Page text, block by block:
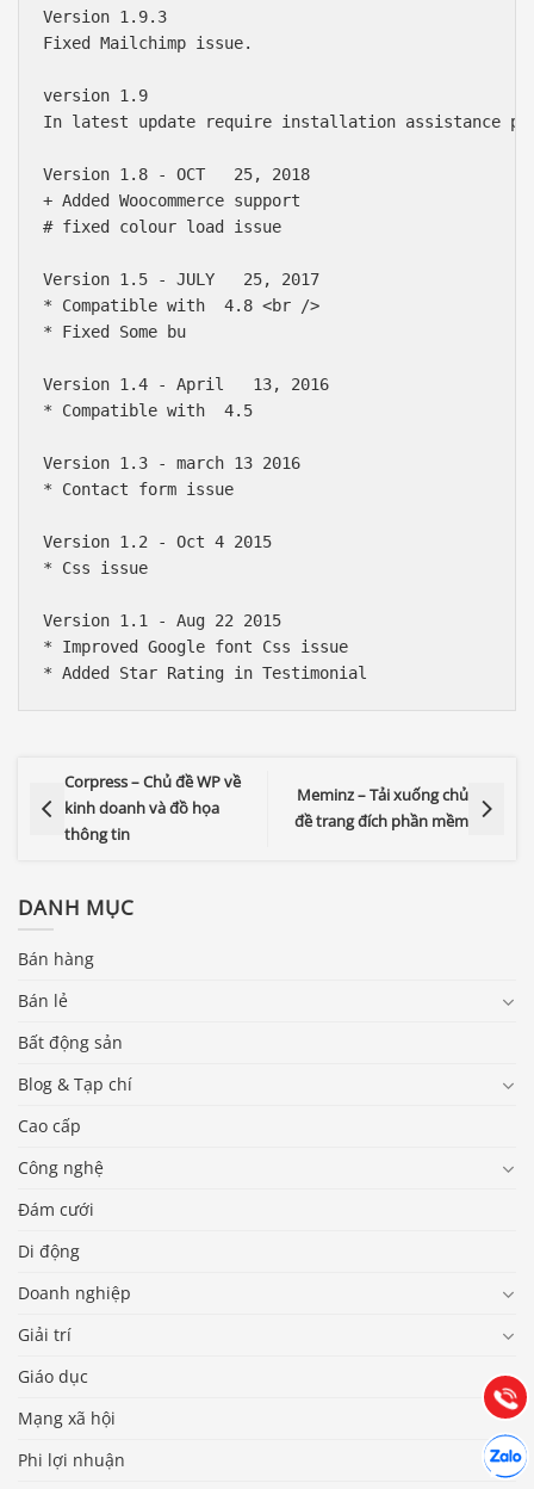
Version 1.9.3
Fixed Mailchimp issue.
version 1.9
In latest update require installation assistance
Version 1.8 - OCT   25, 2018
+ Added Woocommerce support
# fixed colour load issue
Version 1.5 - JULY   25, 2017
* Compatible with  4.8 <br />
* Fixed Some bu
Version 1.4 - April   13, 2016
* Compatible with  4.5
Version 1.3 - march 13 2016
* Contact form issue
Version 1.2 - Oct 4 2015
* Css issue
Version 1.1 - Aug 22 2015
* Improved Google font Css issue
Corpress – Chủ đề WP về
kinh doanh và đồ họa
thông tin
Meminz – Tải xuống chủ
đề trang đích phần mềm
DANH MỤC
Bán hàng
Bán lẻ
Bất động sản
Blog & Tạp chí
Cao cấp
Công nghệ
Đám cưới
Di động
Doanh nghiệp
Giải trí
Giáo dục
Mạng xã hội
Phi lợi nhuận
Gọi
Hướng dẫn & Hỗ trợ:
(028) 22.166.144
Chát